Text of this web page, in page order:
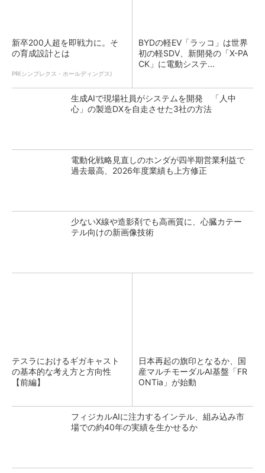
新卒200人超を即戦力に。そ
の育成設計とは
PR(シンプレクス・ホールディングス)
BYDの軽EV「ラッコ」は世界
初の軽SDV、新開発の「X-PA
CK」に電動システ...
生成AIで現場社員がシステムを開発 「人中
心」の製造DXを自走させた3社の方法
電動化戦略見直しのホンダが四半期営業利益で
過去最高、2026年度業績も上方修正
少ないX線や造影剤でも高画質に、心臓カテー
テル向けの新画像技術
テスラにおけるギガキャスト
の基本的な考え方と方向性
【前編】
日本再起の旗印となるか、国
産マルチモーダルAI基盤「FR
ONTia」が始動
フィジカルAIに注力するインテル、組み込み市
場での約40年の実績を生かせるか